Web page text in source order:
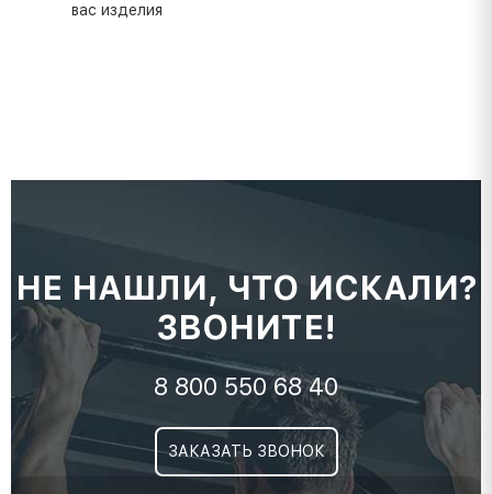
вас изделия
НЕ НАШЛИ, ЧТО ИСКАЛИ?
ЗВОНИТЕ!
8 800 550 68 40
ЗАКАЗАТЬ ЗВОНОК